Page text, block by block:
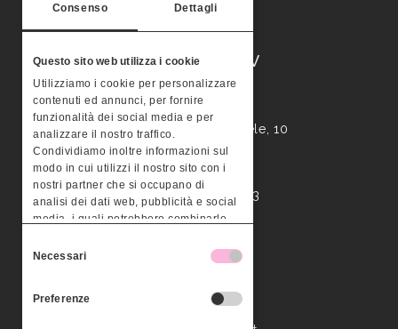
Consenso Dettagli
Questo sito web utilizza i cookie
Utilizziamo i cookie per personalizzare
contenuti ed annunci, per fornire
funzionalità dei social media e per
analizzare il nostro traffico.
Condividiamo inoltre informazioni sul
modo in cui utilizzi il nostro sito con i
nostri partner che si occupano di
analisi dei dati web, pubblicità e social
media, i quali potrebbero combinarle
loro o che hanno raccolto dal tuo
Necessari
Preferenze
MONTERA STV
Palazzo Valle
Contrà Busa San Michele, 10
36100 – Vicenza
P.IVA 03295960243
Tel. 0444 526125
Fax 0444 525790